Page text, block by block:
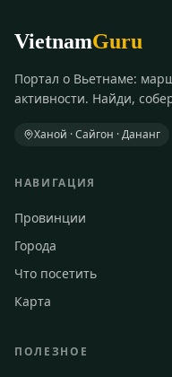
VietnamGuru
Портал о Вьетнаме:
активности. Найди,
Ханой · Сайгон · Дананг
НАВИГАЦИЯ
Провинции
Города
Что посетить
Карта
ПОЛЕЗНОЕ